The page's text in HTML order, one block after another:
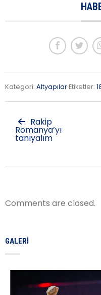
Kategori: AltyapılarEtiketler:
Rakip
Romanya’yı
tanıyalım
Comments are closed.
GALERI